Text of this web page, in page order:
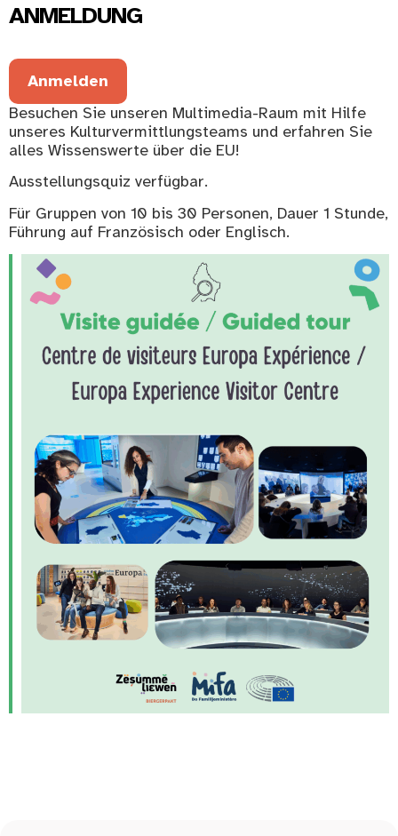
ANMELDUNG
Anmelden
Besuchen Sie unseren Multimedia-Raum mit Hilfe
unseres Kulturvermittlungsteams und erfahren Sie
alles Wissenswerte über die EU!
Ausstellungsquiz verfügbar.
Für Gruppen von 10 bis 30 Personen, Dauer 1 Stunde,
Führung auf Französisch oder Englisch.